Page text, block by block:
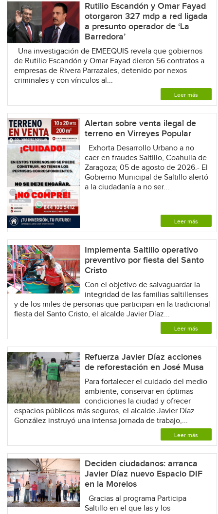
Rutilio Escandón y Omar Fayad
otorgaron 327 mdp a red ligada
a presunto operador de ‘La
Barredora’
Una investigación de EMEEQUIS revela que gobiernos
de Rutilio Escandón y Omar Fayad dieron 56 contratos a
empresas de Rivera Parrazales, detenido por nexos
criminales y con vínculos al...
Leer más
Alertan sobre venta ilegal de
terreno en Virreyes Popular
Exhorta Desarrollo Urbano a no
caer en fraudes Saltillo, Coahuila de
Zaragoza; 05 de agosto de 2026.- El
Gobierno Municipal de Saltillo alertó
a la ciudadanía a no ser...
Leer más
Implementa Saltillo operativo
preventivo por fiesta del Santo
Cristo
Con el objetivo de salvaguardar la
integridad de las familias saltillenses
y de los miles de personas que participan en la tradicional
fiesta del Santo Cristo, el alcalde Javier Díaz...
Leer más
Refuerza Javier Díaz acciones
de reforestación en José Musa
Para fortalecer el cuidado del medio
ambiente, conservar en óptimas
condiciones la ciudad y ofrecer
espacios públicos más seguros, el alcalde Javier Díaz
González instruyó una intensa jornada de trabajo,...
Leer más
Deciden ciudadanos: arranca
Javier Díaz nuevo Espacio DIF
en la Morelos
Gracias al programa Participa
Saltillo en el que las y los